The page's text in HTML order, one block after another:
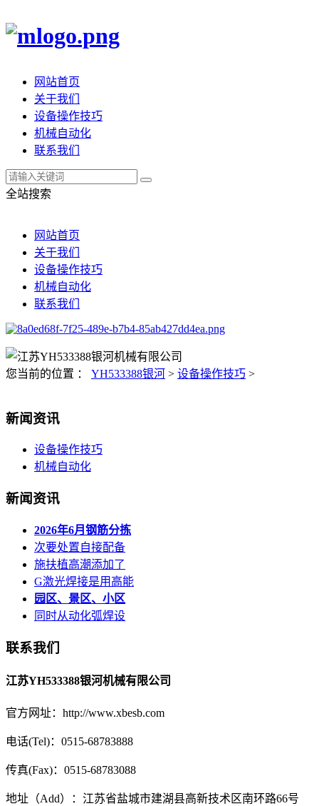
网站首页
关于我们
设备操作技巧
机械自动化
联系我们
全站搜索
网站首页
关于我们
设备操作技巧
机械自动化
联系我们
您当前的位置 ： YH533388银河 > 设备操作技巧 >
新闻资讯
设备操作技巧
机械自动化
新闻资讯
2026年6月钢筋分拣
次要处置自接配备
施扶植高潮添加了
G激光焊接是用高能
园区、景区、小区
同时从动化弧焊设
联系我们
江苏YH533388银河机械有限公司
官方网址：http://www.xbesb.com
电话(Tel)：0515-68783888
传真(Fax)：0515-68783088
地址（Add）：江苏省盐城市建湖县高新技术区南环路66号